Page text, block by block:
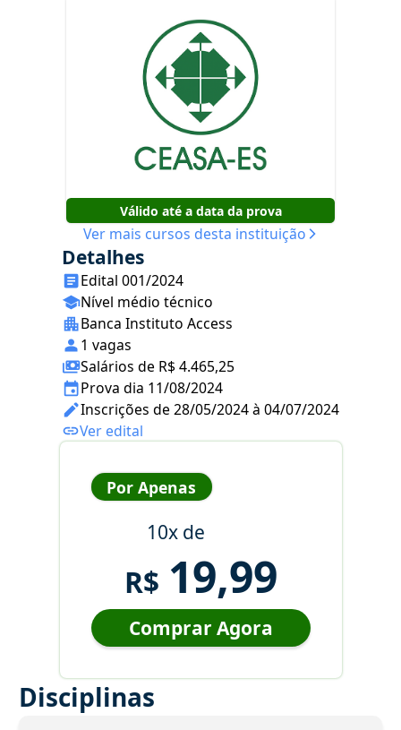
Válido até a data da prova
Ver mais cursos desta instituição
Detalhes
Edital 001/2024
Nível médio técnico
Banca Instituto Access
1 vagas
Salários de R$ 4.465,25
Prova dia 11/08/2024
Inscrições de 28/05/2024 à 04/07/2024
Ver edital
Por Apenas
10x de
R$ 19,99
Comprar Agora
Disciplinas